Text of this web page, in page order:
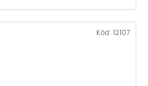
Kód: 12107